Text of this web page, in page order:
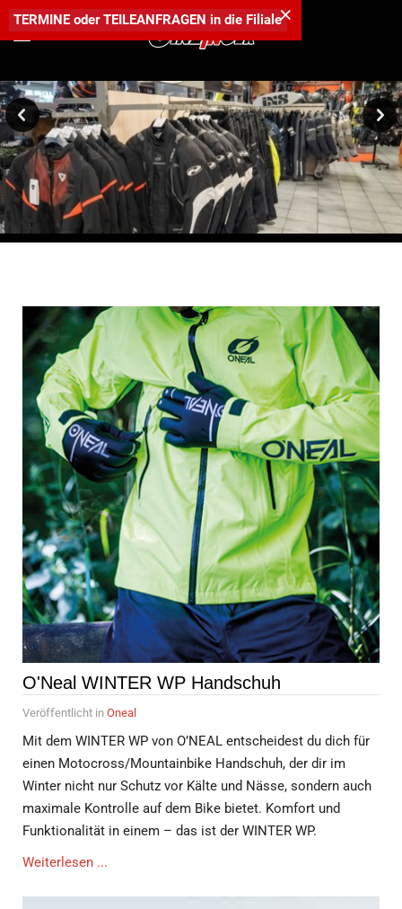
O'Neal WINTER WP Handschuh
Veröffentlicht in Oneal
Mit dem WINTER WP von O’NEAL entscheidest du dich für
einen Motocross/Mountainbike Handschuh, der dir im
Winter nicht nur Schutz vor Kälte und Nässe, sondern auch
maximale Kontrolle auf dem Bike bietet. Komfort und
Funktionalität in einem – das ist der WINTER WP.
Weiterlesen ...
×
TERMINE oderTEILEANFRAGEN in die Filiale